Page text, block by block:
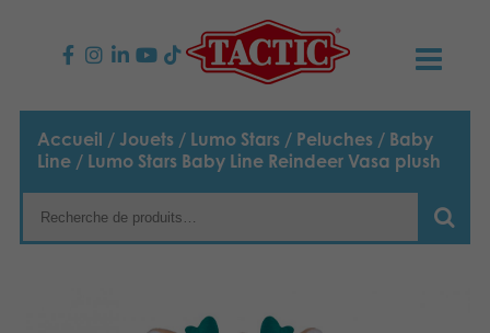
PRODUITS
Jeux enfants
Jeux famille
NOUVEAUTÉS
TACTIC
Accueil / Jouets / Lumo Stars / Peluches / Baby
Line / Lumo Stars Baby Line Reindeer Vasa plush